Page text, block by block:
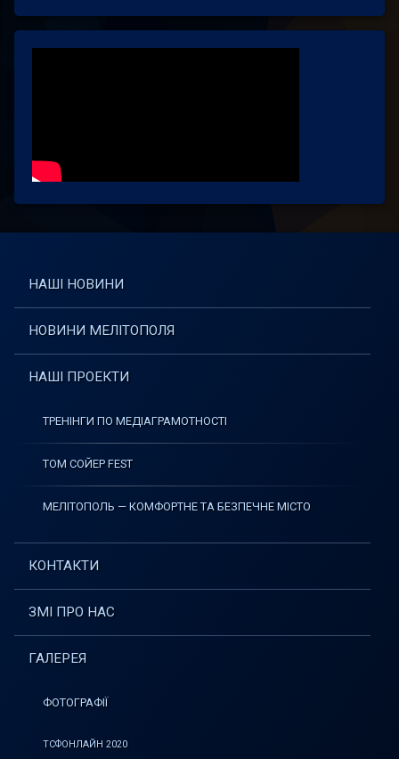
НАШІ НОВИНИ
НОВИНИ МЕЛІТОПОЛЯ
НАШІ ПРОЕКТИ
ТРЕНІНГИ ПО МЕДІАГРАМОТНОСТІ
ТОМ СОЙЕР FEST
МЕЛІТОПОЛЬ — КОМФОРТНЕ ТА БЕЗПЕЧНЕ МІСТО
КОНТАКТИ
ЗМІ ПРО НАС
ГАЛЕРЕЯ
ФОТОГРАФІЇ
ТСФОНЛАЙН 2020